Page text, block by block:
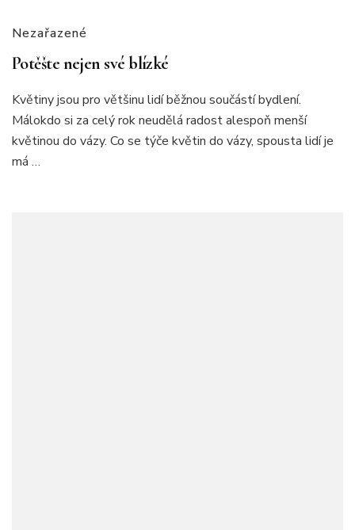
Nezařazené
Potěšte nejen své blízké
Květiny jsou pro většinu lidí běžnou součástí bydlení.
Málokdo si za celý rok neudělá radost alespoň menší
květinou do vázy. Co se týče květin do vázy, spousta lidí je
má …